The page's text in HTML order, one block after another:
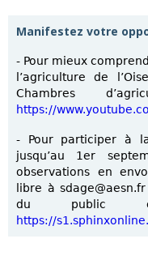
Manifestez votre
- Pour mieux
l’agriculture de
Chambres
https://
- Pour participer à
jusqu’au 1er
observations en
libre à
du public
https://